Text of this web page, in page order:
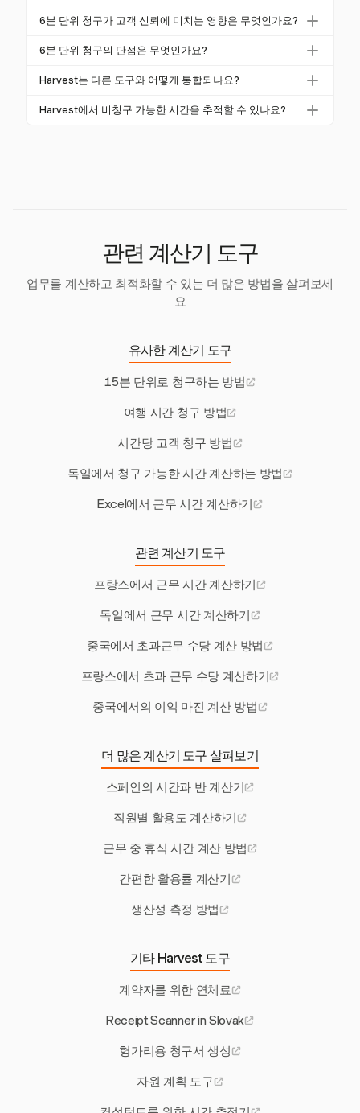
정확성과 효율성을 보장합니다.
실시간 로그 작성을 위해 Harvest와 같은 신뢰할 수 있
으로 업데이트하고 정확성을 검토하세요. 정확한 청구
6분 단위 청구가 고객 신뢰에 미치는 영향은 무엇인가요?
상세한 청구는 투명성을 제공하여 고객 신뢰를 높입니
인 청구서를 생성할 수 있게 하여 고객 만족을 증진합
6분 단위 청구의 단점은 무엇인가요?
정확하긴 하지만, 6분 단위 청구는 세심한 시간 추적이
여 복잡함 없이 정확성을 보장합니다.
Harvest는 다른 도구와 어떻게 통합되나요?
Harvest는 Asana, Trello, Slack, QuickBooks와 같은 플
Harvest에서 비청구 가능한 시간을 추적할 수 있나요?
관련 계산기 도구
업무를 계산하고 최적화할 수 있는 더 많은 방법을 살펴보세
요
유사한 계산기 도구
15분 단위로 청구하는 방법
여행 시간 청구 방법
시간당 고객 청구 방법
독일에서 청구 가능한 시간 계산하는 방법
Excel에서 근무 시간 계산하기
관련 계산기 도구
프랑스에서 근무 시간 계산하기
독일에서 근무 시간 계산하기
중국에서 초과근무 수당 계산 방법
프랑스에서 초과 근무 수당 계산하기
중국에서의 이익 마진 계산 방법
더 많은 계산기 도구 살펴보기
스페인의 시간과 반 계산기
직원별 활용도 계산하기
근무 중 휴식 시간 계산 방법
간편한 활용률 계산기
생산성 측정 방법
기타 Harvest 도구
계약자를 위한 연체료
Receipt Scanner in Slovak
헝가리용 청구서 생성
자원 계획 도구